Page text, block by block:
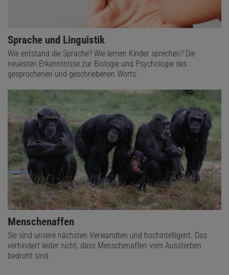
Sprache und Linguistik
Wie entstand die Sprache? Wie lernen Kinder sprechen? Die
neuesten Erkenntnisse zur Biologie und Psychologie des
gesprochenen und geschriebenen Worts.
Menschenaffen
Sie sind unsere nächsten Verwandten und hochintelligent. Das
verhindert leider nicht, dass Menschenaffen vom Aussterben
bedroht sind.